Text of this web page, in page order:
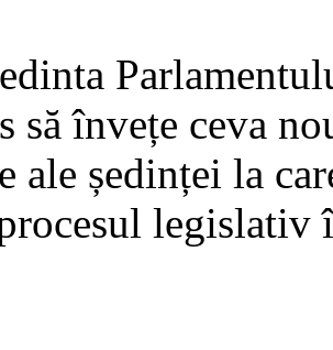
să învețe ceva
ale ședinței la